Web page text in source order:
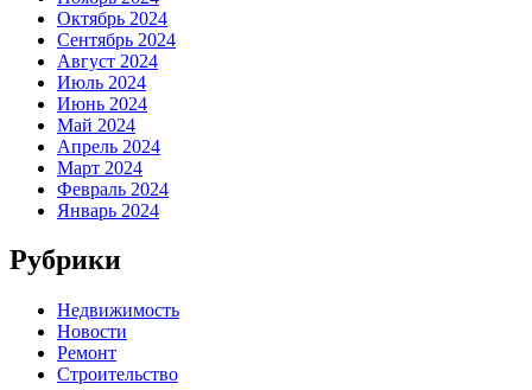
Октябрь 2024
Сентябрь 2024
Август 2024
Июль 2024
Июнь 2024
Май 2024
Апрель 2024
Март 2024
Февраль 2024
Январь 2024
Рубрики
Недвижимость
Новости
Ремонт
Строительство